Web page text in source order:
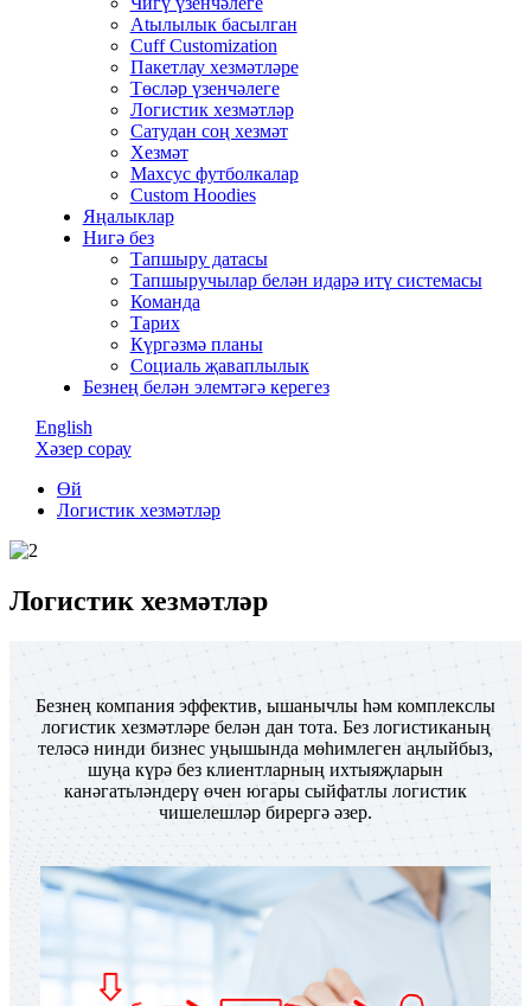
Atылылык басылган
Cuff Customization
Пакетлау хезмәтләре
Төсләр үзенчәлеге
Логистик хезмәтләр
Сатудан соң хезмәт
Хезмәт
Махсус футболкалар
Custom Hoodies
Яңалыклар
Нигә без
Тапшыру датасы
Тапшыручылар белән идарә итү системасы
Команда
Тарих
Күргәзмә планы
Социаль җаваплылык
Безнең белән элемтәгә керегез
English
Хәзер сорау
Өй
Логистик хезмәтләр
Логистик хезмәтләр
Безнең компания эффектив, ышанычлы һәм комплекслы
логистик хезмәтләре белән дан тота. Без логистиканың
теләсә нинди бизнес уңышында мөһимлеген аңлыйбыз,
шуңа күрә без клиентларның ихтыяҗларын
канәгатьләндерү өчен югары сыйфатлы логистик
чишелешләр бирергә әзер.